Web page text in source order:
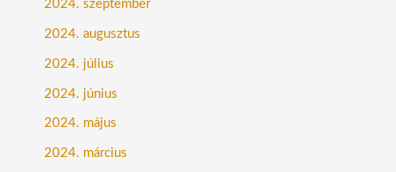
2024. szeptember
2024. augusztus
2024. július
2024. június
2024. május
2024. március